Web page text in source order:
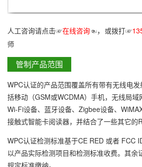
人工咨询请点击☞在线咨询☜， 或拨打☞
师
管制产品范围
WPC认证的产品范围覆盖所有带有无线电
括移动（GSM或WCDMA）手机，无线局域
Wi-Fi设备、蓝牙设备、Zigbee设备、
接触式智能卡阅读器，并结合了一些其它的
WPC认证检测标准基于CE RED 或者 FCC
以产品实际检测项目和检测标准收费。其余
规定标准缴纳。